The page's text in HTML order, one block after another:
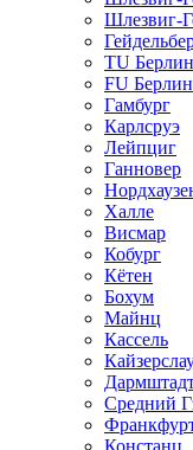
Шлезвиг-
TU Берлин
FU Берлин
Гамбург
Карлсруэ
Лейпциг
Ганновер
Халле
Висмар
Кобург
Кётен
Бохум
Майнц
Кассель
Средний
Констанц